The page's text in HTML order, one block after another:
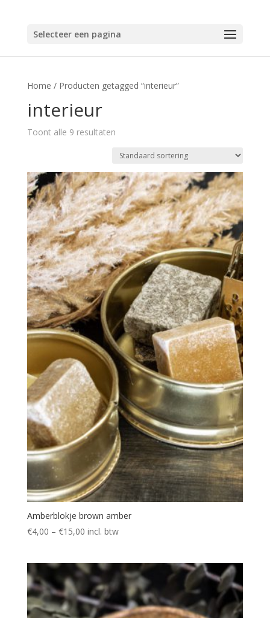
Selecteer een pagina
Home / Producten getagged “interieur”
interieur
Toont alle 9 resultaten
Amberblokje brown amber
€4,00 – €15,00 incl. btw